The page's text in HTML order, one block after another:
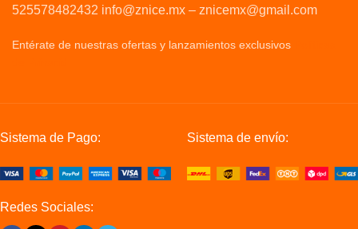
525578482432 info@znice.mx – znicemx@gmail.com
Entérate de nuestras ofertas y lanzamientos exclusivos
Sistema de Pago: Sistema de envío:
Redes Sociales: